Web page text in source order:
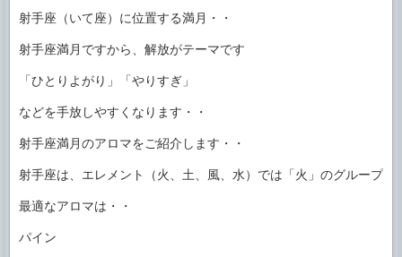
射手座（いて座）に位置する満月・・
射手座満月ですから、解放がテーマです
「ひとりよがり」「やりすぎ」
などを手放しやすくなります・・
射手座満月のアロマをご紹介します・・
射手座は、エレメント（火、土、風、水）では「火」のグループ
最適なアロマは・・
パイン